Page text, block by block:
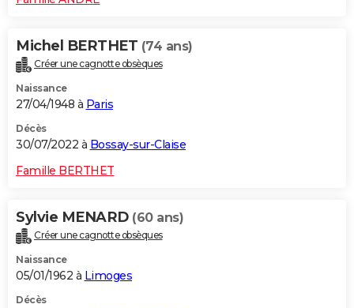
Michel BERTHET (74 ans)
Créer une cagnotte obsèques
Naissance
27/04/1948 à Paris
Décès
30/07/2022 à Bossay-sur-Claise
Famille BERTHET
Sylvie MENARD (60 ans)
Créer une cagnotte obsèques
Naissance
05/01/1962 à Limoges
Décès